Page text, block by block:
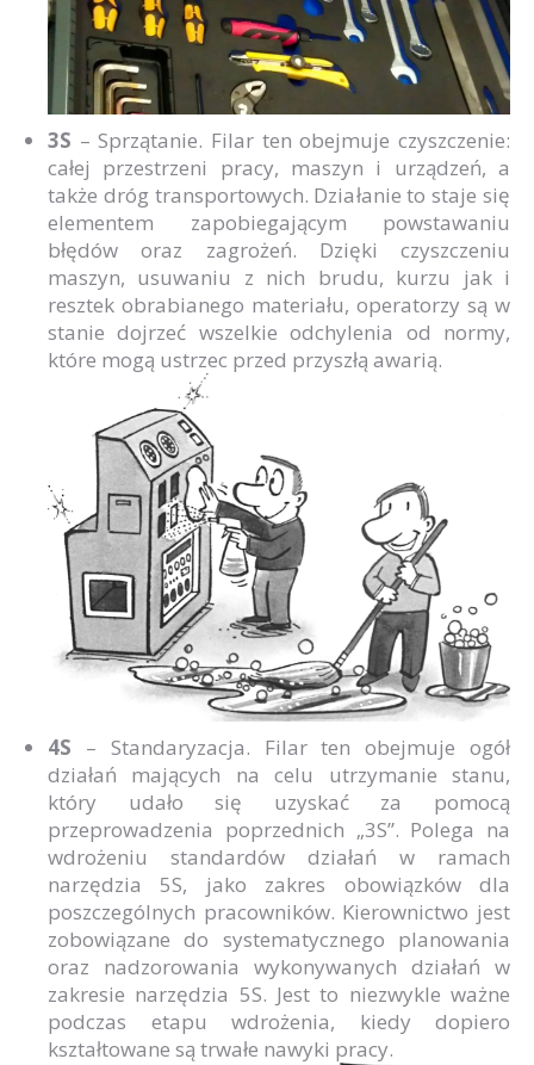
3S – Sprzątanie. Filar ten obejmuje czyszczenie:
całej przestrzeni pracy, maszyn i urządzeń, a
także dróg transportowych. Działanie to staje się
elementem zapobiegającym powstawaniu
błędów oraz zagrożeń. Dzięki czyszczeniu
maszyn, usuwaniu z nich brudu, kurzu jak i
resztek obrabianego materiału, operatorzy są w
stanie dojrzeć wszelkie odchylenia od normy,
które mogą ustrzec przed przyszłą awarią.
4S – Standaryzacja. Filar ten obejmuje ogół
działań mających na celu utrzymanie stanu,
który udało się uzyskać za pomocą
przeprowadzenia poprzednich „3S”. Polega na
wdrożeniu standardów działań w ramach
narzędzia 5S, jako zakres obowiązków dla
poszczególnych pracowników. Kierownictwo jest
zobowiązane do systematycznego planowania
oraz nadzorowania wykonywanych działań w
zakresie narzędzia 5S. Jest to niezwykle ważne
podczas etapu wdrożenia, kiedy dopiero
kształtowane są trwałe nawyki pracy.